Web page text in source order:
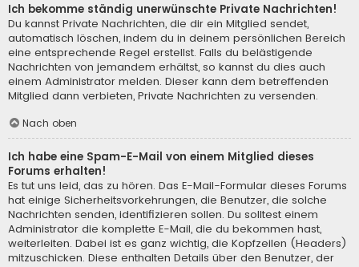
Ich bekomme ständig unerwünschte Private Nachrichten!
Du kannst Private Nachrichten, die dir ein Mitglied sendet,
automatisch löschen, indem du in deinem persönlichen Bereich
eine entsprechende Regel erstellst. Falls du belästigende
Nachrichten von jemandem erhältst, so kannst du dies auch
einem Administrator melden. Dieser kann dem betreffenden
Mitglied dann verbieten, Private Nachrichten zu versenden.
Nach oben
Ich habe eine Spam-E-Mail von einem Mitglied dieses
Forums erhalten!
Es tut uns leid, das zu hören. Das E-Mail-Formular dieses Forums
hat einige Sicherheitsvorkehrungen, die Benutzer, die solche
Nachrichten senden, identifizieren sollen. Du solltest einem
Administrator die komplette E-Mail, die du bekommen hast,
weiterleiten. Dabei ist es ganz wichtig, die Kopfzeilen (Headers)
mitzuschicken. Diese enthalten Details über den Benutzer, der